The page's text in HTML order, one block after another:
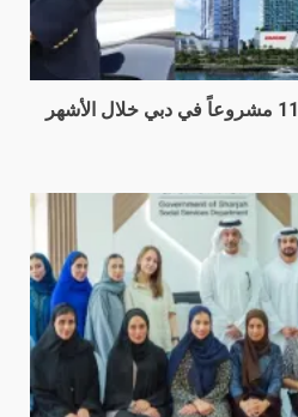
دانوب العقارية تعلن تسليم 11 مشروعاً في دبي خلال الأشهر